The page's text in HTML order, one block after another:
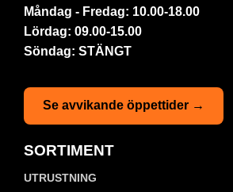
Måndag - Fredag: 10.00-18.00
Lördag: 09.00-15.00
Söndag: STÄNGT
Se avvikande öppettider →
SORTIMENT
UTRUSTNING